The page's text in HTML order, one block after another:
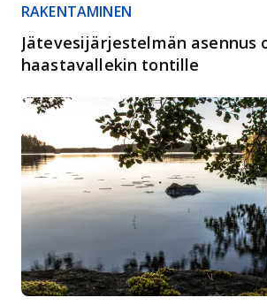
RAKENTAMINEN
Jätevesijärjestelmän asennus
haastavallekin tontille